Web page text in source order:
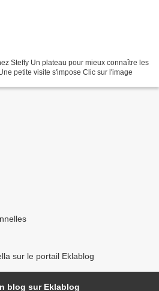
Steffy Un plateau pour mieux connaître les
petite visite s'impose Clic sur l'image
sur le portail Eklablog
blog sur Eklablog